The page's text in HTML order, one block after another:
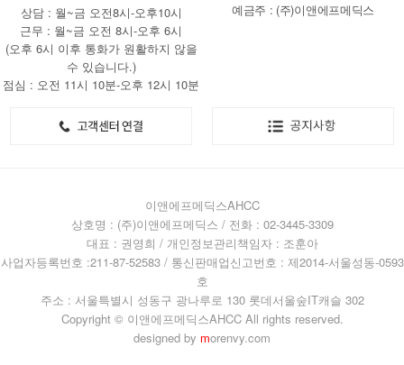
상담 : 월~금 오전8시-오후10시
근무 : 월~금 오전 8시-오후 6시
(오후 6시 이후 통화가 원활하지 않을
수 있습니다.)
점심 : 오전 11시 10분-오후 12시 10분
예금주 : (주)이앤에프메딕스
이앤에프메딕스AHCC
상호명 : (주)이앤에프메딕스 / 전화 : 02-3445-3309
대표 : 권영희 / 개인정보관리책임자 : 조훈아
사업자등록번호 :211-87-52583 / 통신판매업신고번호 : 제2014-서울성동-0593
호
주소 : 서울특별시 성동구 광나루로 130 롯데서울숲IT캐슬 302
Copyright © 이앤에프메딕스AHCC All rights reserved.
designed by morenvy.com